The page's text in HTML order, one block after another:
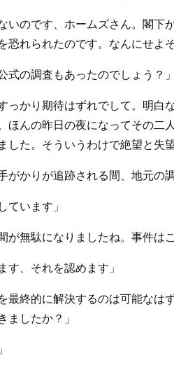
いのです、ホームズさん。閣
恐れられたのです。なんにせよ
式の調査もあったのでしょう？」
っかり期待はずれでして。明
ほんの昨日の夜になってその二
した。そういうわけで絶望と失
がかりが追跡される間、地元の
ています」
が無駄になりましたね。事件は
す、それを認めます」
最終的に解決するのは可能な
ましたか？」